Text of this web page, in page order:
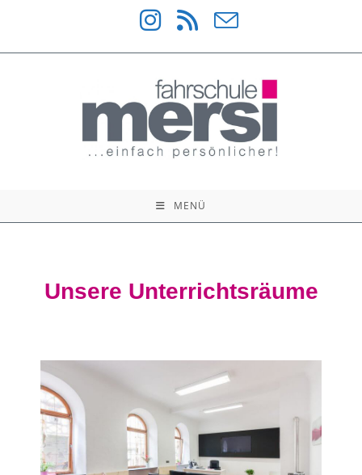
MENÜ
Unsere Unterrichtsräume